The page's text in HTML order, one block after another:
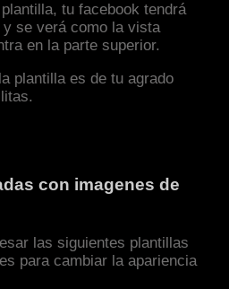
tu facebook tendrá
y se verá como la vista
en la parte superior.
plantilla es de tu agrado
con imagenes de
las siguientes plantillas
para cambiar la apariencia